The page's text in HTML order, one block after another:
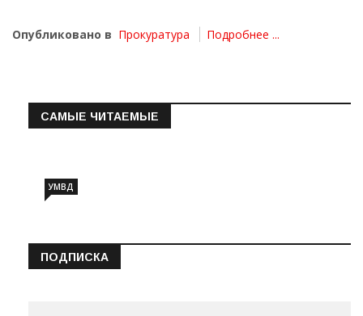
Опубликовано в Прокуратура Подробнее ...
САМЫЕ ЧИТАЕМЫЕ
УМВД
ПОДПИСКА